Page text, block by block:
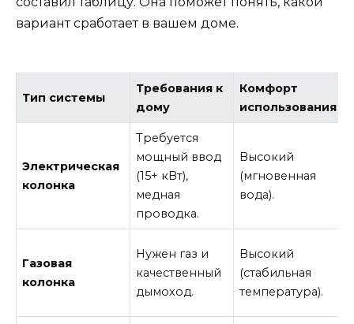
вариант сработает в вашем доме.
Тип системы
Требования к
дому
Комфорт
использования
Электрическая
колонка
Требуется
мощный ввод
(15+ кВт),
медная
проводка.
Высокий
(мгновенная
вода).
Газовая
колонка
Нужен газ и
качественный
дымоход.
Высокий
(стабильная
температура).